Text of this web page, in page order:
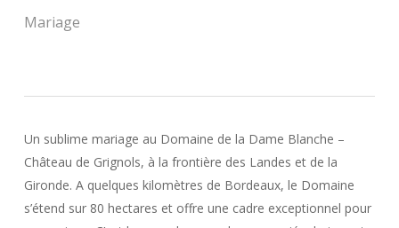
Mariage
Un sublime mariage au Domaine de la Dame Blanche –
Château de Grignols, à la frontière des Landes et de la
Gironde. A quelques kilomètres de Bordeaux, le Domaine
s’étend sur 80 hectares et offre une cadre exceptionnel pour